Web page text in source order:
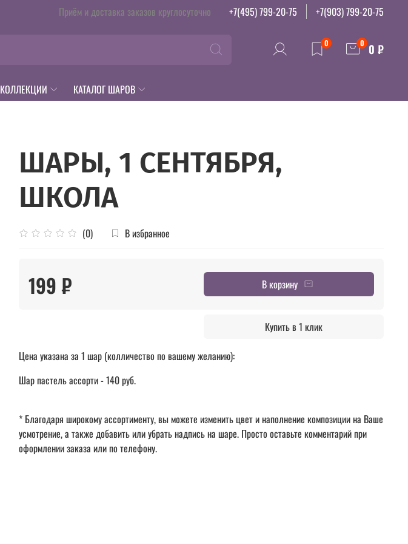
Приём и доставка заказов круглосуточно +7(495) 799-20-75 +7(903) 799-20-75
0 0 0 ₽
КОЛЛЕКЦИИ
КАТАЛОГ ШАРОВ
ШАРЫ, 1 СЕНТЯБРЯ,
ШКОЛА
(0) В избранное
199 ₽ В корзину
Купить в 1 клик
Цена указана за 1 шар (колличество по вашему желанию):
Шар пастель ассорти - 140 руб.
* Благодаря широкому ассортименту, вы можете изменить цвет и наполнение композиции на Ваше
усмотрение, а также добавить или убрать надпись на шаре. Просто оставьте комментарий при
оформлении заказа или по телефону.